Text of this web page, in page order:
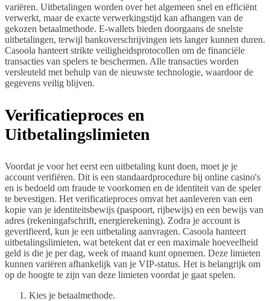
variëren. Uitbetalingen worden over het algemeen snel en efficiënt
verwerkt, maar de exacte verwerkingstijd kan afhangen van de
gekozen betaalmethode. E-wallets bieden doorgaans de snelste
uitbetalingen, terwijl bankoverschrijvingen iets langer kunnen duren.
Casoola hanteert strikte veiligheidsprotocollen om de financiële
transacties van spelers te beschermen. Alle transacties worden
versleuteld met behulp van de nieuwste technologie, waardoor de
gegevens veilig blijven.
Verificatieproces en
Uitbetalingslimieten
Voordat je voor het eerst een uitbetaling kunt doen, moet je je
account verifiëren. Dit is een standaardprocedure bij online casino's
en is bedoeld om fraude te voorkomen en de identiteit van de speler
te bevestigen. Het verificatieproces omvat het aanleveren van een
kopie van je identiteitsbewijs (paspoort, rijbewijs) en een bewijs van
adres (rekeningafschrift, energierekening). Zodra je account is
geverifieerd, kun je een uitbetaling aanvragen. Casoola hanteert
uitbetalingslimieten, wat betekent dat er een maximale hoeveelheid
geld is die je per dag, week of maand kunt opnemen. Deze limieten
kunnen variëren afhankelijk van je VIP-status. Het is belangrijk om
op de hoogte te zijn van deze limieten voordat je gaat spelen.
Kies je betaalmethode.